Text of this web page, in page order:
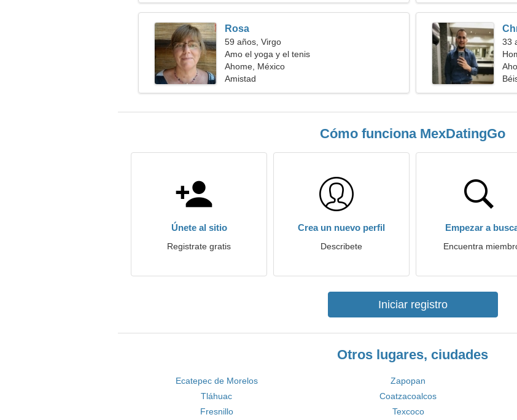
Rosa
59 años, Virgo
Amo el yoga y el tenis
Ahome, México
Amistad
33
Cómo funciona MexDatingGo
Únete al sitio
Registrate gratis
Crea un nuevo perfil
Describete
Empezar a
Encuentra
Iniciar registro
Otros lugares, ciudades
Ecatepec de Morelos Zapopan
Tláhuac
Coatzacoalcos
Fresnillo
Texcoco